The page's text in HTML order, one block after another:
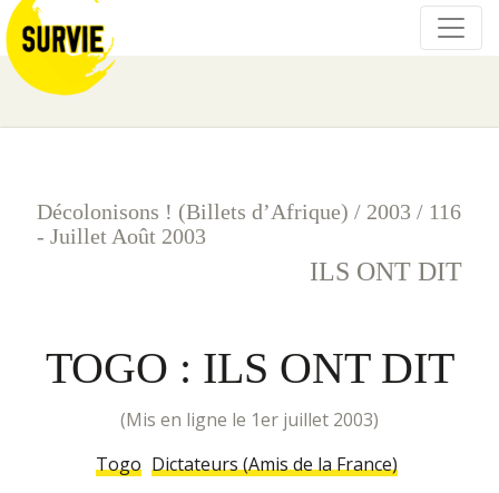
Décolonisons ! (Billets d’Afrique) / 2003 / 116
- Juillet Août 2003
ILS ONT DIT
TOGO : ILS ONT DIT
(mis en ligne le 1er juillet 2003)
Togo Dictateurs (Amis de la France)